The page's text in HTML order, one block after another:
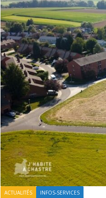
ACTUALITÉS INFOS-SERVICES